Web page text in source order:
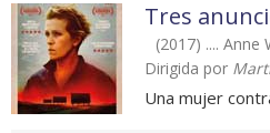
Tres
(2017) .... Anne
Dirigida por
Una mujer